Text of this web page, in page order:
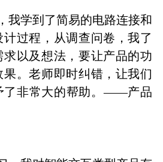
我学到了简易的电路连接和
过程，从调查问卷，我了
以及想法，要让产品的功
。老师即时纠错，让我们
了非常大的帮助。——产品